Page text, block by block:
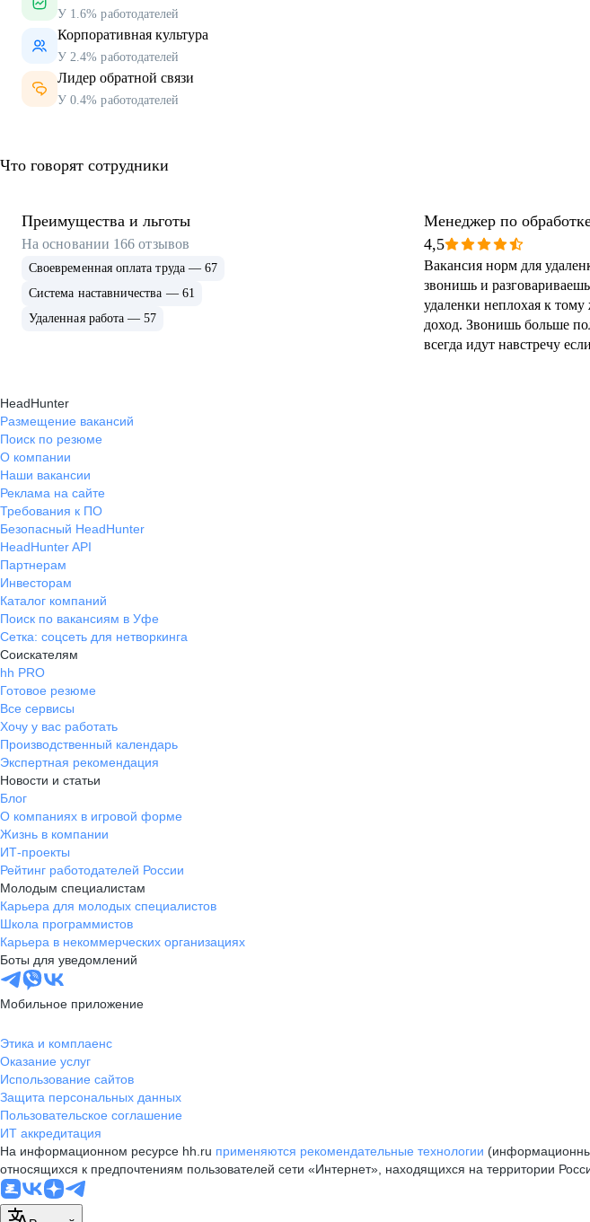
У 1.6% работодателей
Корпоративная культура
У 2.4% работодателей
Лидер обратной связи
У 0.4% работодателей
Что говорят сотрудники
Преимущества и льготы
На основании 166 отзывов
Своевременная оплата труда — 67
Система наставничества — 61
Удаленная работа — 57
Менеджер по
4,5
Вакансия норм для
звонишь и
удаленки неплохая к тому
доход. Звонишь больше
всегда идут навстречу
HeadHunter
Размещение вакансий
Поиск по резюме
О компании
Наши вакансии
Реклама на сайте
Требования к ПО
Безопасный HeadHunter
HeadHunter API
Партнерам
Инвесторам
Каталог компаний
Поиск по вакансиям в Уфе
Сетка: соцсеть для нетворкинга
Соискателям
hh PRO
Готовое резюме
Все сервисы
Хочу у вас работать
Производственный календарь
Экспертная рекомендация
Новости и статьи
Блог
О компаниях в игровой форме
Жизнь в компании
ИТ-проекты
Рейтинг работодателей России
Молодым специалистам
Карьера для молодых специалистов
Школа программистов
Карьера в некоммерческих организациях
Боты для уведомлений
Мобильное приложение
Этика и комплаенс
Оказание услуг
Использование сайтов
Защита персональных данных
Пользовательское соглашение
ИТ аккредитация
На информационном ресурсе hh.ru применяются рекомендательные технологии
относящихся к предпочтениям пользователей сети «Интернет», находящихся на территории